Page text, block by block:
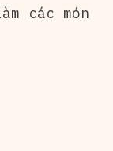
các món